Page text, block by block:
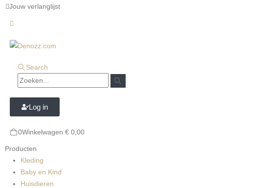
Jouw verlanglijst
Search
Log in
0Winkelwagen €0,00
Producten
Kleding
Baby en Kind
Huisdieren